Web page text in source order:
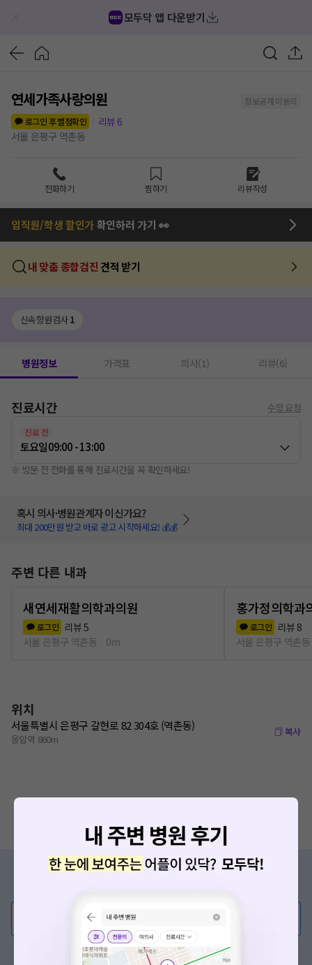
모두닥 앱 다운받기
연세가족사랑의원
정보공개 미동의
로그인 후 별점확인
리뷰 6
서울 은평구 역촌동
전화하기 찜하기 리뷰작성
임직원/학생 할인가확인하러 가기 👀
내 맞춤 종합검진 견적 받기
신속항원검사1
병원정보 가격표 의사(1) 리뷰(6)
진료시간 수정 요청
진료 전
토요일09:00 - 13:00
※ 방문 전 전화를 통해 진료시간을 꼭 확인하세요!
혹시 의사·병원관계자 이신가요?
최대 200만원 받고 바로 광고 시작하세요! 💰💰
주변 다른 내과
새연세재활의학과의원
로그인 리뷰5
서울 은평구 역촌동
0m
홍가정의학과
로그인 리뷰 8
서울 은평구 역촌동
위치
서울특별시 은평구 갈현로 82 304호 (역촌동)
응암역 860m
복사
증상/치료, 궁금한 점이 있나요?
💬 무엇이든 물어보세요
혹은, 의료상담 서비스에 다양한 게시글 보러가기